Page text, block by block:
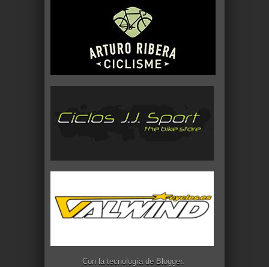
Con la tecnología de Blogger.